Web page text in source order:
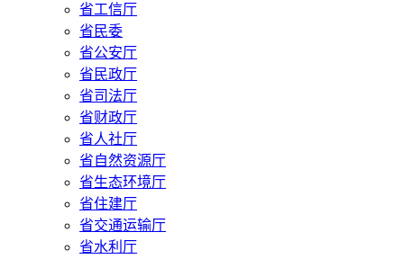
省工信厅
省民委
省公安厅
省民政厅
省司法厅
省财政厅
省人社厅
省自然资源厅
省生态环境厅
省住建厅
省交通运输厅
省水利厅